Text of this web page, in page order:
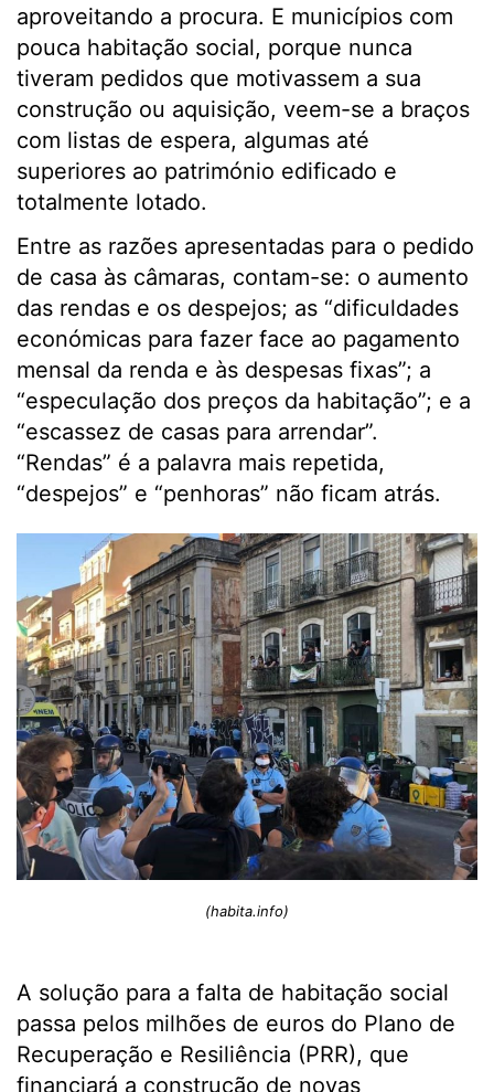
aproveitando a procura. E municípios com
pouca habitação social, porque nunca
tiveram pedidos que motivassem a sua
construção ou aquisição, veem-se a braços
com listas de espera, algumas até
superiores ao património edificado e
totalmente lotado.
Entre as razões apresentadas para o pedido
de casa às câmaras, contam-se: o aumento
das rendas e os despejos; as “dificuldades
económicas para fazer face ao pagamento
mensal da renda e às despesas fixas”; a
“especulação dos preços da habitação”; e a
“escassez de casas para arrendar”.
“Rendas” é a palavra mais repetida,
“despejos” e “penhoras” não ficam atrás.
(habita.info)
A solução para a falta de habitação social
passa pelos milhões de euros do Plano de
Recuperação e Resiliência (PRR), que
financiará a construção de novas